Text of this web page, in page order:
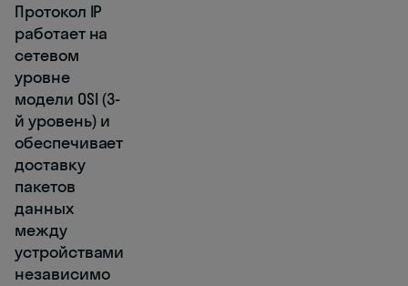
Протокол IP
работает на
сетевом
уровне
модели OSI (3-
й уровень) и
обеспечивает
доставку
пакетов
данных
между
устройствами
независимо